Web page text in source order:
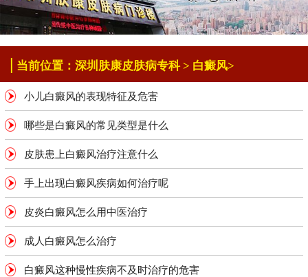
| 当前位置：深圳肤康皮肤病专科> 白癜风>
小儿白癜风的表现特征及危害
哪些是白癜风的常见类型是什么
皮肤患上白癜风治疗注意什么
手上出现白癜风疾病如何治疗呢
皮炎白癜风怎么用中医治疗
成人白癜风怎么治疗
白癜风这种慢性疾病不及时治疗的危害